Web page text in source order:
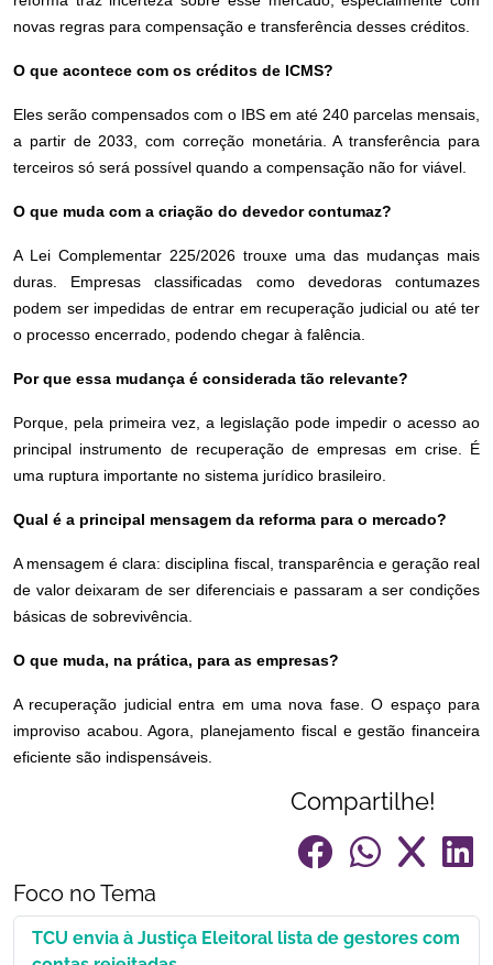
novas regras para compensação e transferência desses créditos.
O que acontece com os créditos de ICMS?
Eles serão compensados com o IBS em até 240 parcelas mensais,
a partir de 2033, com correção monetária. A transferência para
terceiros só será possível quando a compensação não for viável.
O que muda com a criação do devedor contumaz?
A Lei Complementar 225/2026 trouxe uma das mudanças mais
duras. Empresas classificadas como devedoras contumazes
podem ser impedidas de entrar em recuperação judicial ou até ter
o processo encerrado, podendo chegar à falência.
Por que essa mudança é considerada tão relevante?
Porque, pela primeira vez, a legislação pode impedir o acesso ao
principal instrumento de recuperação de empresas em crise. É
uma ruptura importante no sistema jurídico brasileiro.
Qual é a principal mensagem da reforma para o mercado?
A mensagem é clara: disciplina fiscal, transparência e geração real
de valor deixaram de ser diferenciais e passaram a ser condições
básicas de sobrevivência.
O que muda, na prática, para as empresas?
A recuperação judicial entra em uma nova fase. O espaço para
improviso acabou. Agora, planejamento fiscal e gestão financeira
eficiente são indispensáveis.
Compartilhe!
Foco no Tema
TCU envia à Justiça Eleitoral lista de gestores com